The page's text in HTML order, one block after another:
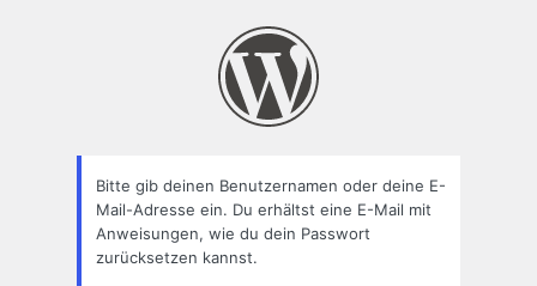
Bitte gib deinen Benutzernamen oder deine E-
Mail-Adresse ein. Du erhältst eine E-Mail mit
Anweisungen, wie du dein Passwort
zurücksetzen kannst.